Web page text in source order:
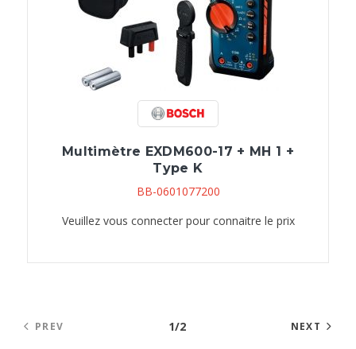
Multimètre EXDM600-17 + MH 1 +
Type K
BB-0601077200
Veuillez vous connecter pour connaitre le prix
PREV 1/2 NEXT